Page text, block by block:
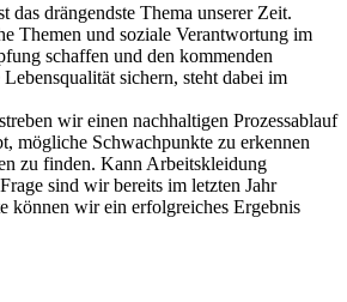
das drängendste Thema unserer Zeit.
Themen und soziale Verantwortung im
schaffen und den kommenden
sichern, steht dabei im
wir einen nachhaltigen Prozessablauf
mögliche Schwachpunkte zu erkennen
zu finden. Kann Arbeitskleidung
sind wir bereits im letzten Jahr
können wir ein erfolgreiches Ergebnis